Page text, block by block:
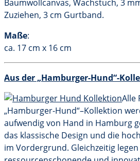
Baumwollcanvas, Wachstuch, 3
Zuziehen, 3 cm Gurtband.
Maße:
ca. 17 cm x 16 cm
Aus der „Hamburger-Hund“-
Alle
„Hamburger-Hund“–Kollektion
aufwendig von Hand in Hamburg
das klassische Design und die
im Vordergrund. Gleichzeitig